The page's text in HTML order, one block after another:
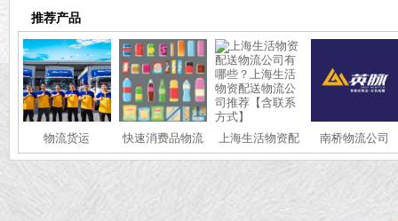
推荐产品
物流货运 快速消费品物流
上海生活物资配
送物流公司有哪
推荐【含联系方
南桥物流公司